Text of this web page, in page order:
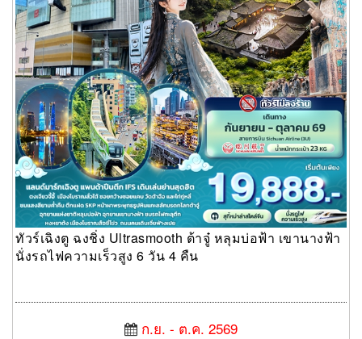
ทัวร์เฉิงตู ฉงชิ่ง Ultrasmooth ต้าจู๋ หลุมบ่อฟ้า เขานางฟ้า
นั่งรถไฟความเร็วสูง 6 วัน 4 คืน
ก.ย. - ต.ค. 2569